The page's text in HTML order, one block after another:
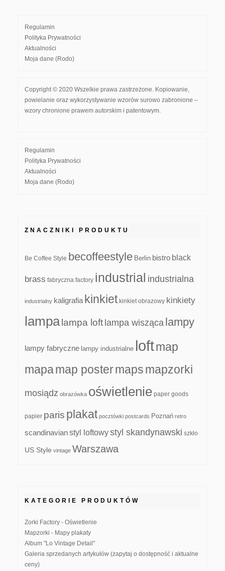
Regulamin
Polityka Prywatności
Aktualności
Moja dane (Rodo)
Copyright © 2020 Wszelkie prawa zastrzeżone. Kopiowanie,
powielanie oraz wykorzystywanie wzorów surowo zabronione –
wzory chronione prawem autorskim i patentowym.
Regulamin
Polityka Prywatności
Aktualności
Moja dane (Rodo)
ZNACZNIKI PRODUKTU
Be Coffee Style becoffeestyle Berlin bistro black
brass fabryczna factory industrial industrialna
industrialny kaligrafia kinkiet kinkiet obrazowy kinkiety
lampa lampa loft lampa wisząca lampy
lampy fabryczne lampy industrialne loftmap
mapamap postermapsmapzorki
mosiądz obrazówka oświetlenie paper goods
papier paris plakat pocztówki postcards Poznań retro
scandinavianstyl loftowystyl skandynawski szkło
US Style vintage Warszawa
KATEGORIE PRODUKTÓW
Zorki Factory - Oświetlenie
Mapzorki - Mapy plakaty
Album "Lo Vintage Detail"
Galeria sprzedanych artykułów (zapytaj o dostępność i aktualne
ceny)